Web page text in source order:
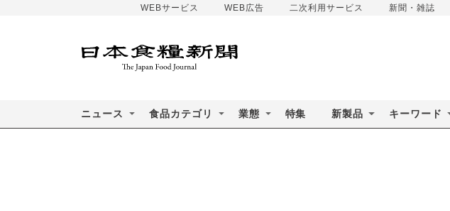
WEBサービス WEB広告 二次利用サービス 新聞・雑誌
ニュース 食品カテゴリ 業態 特集 新製品 キーワード